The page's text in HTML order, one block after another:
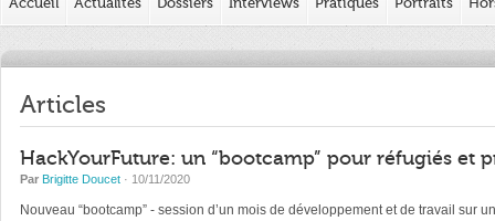
Articles
HackYourFuture: un “bootcamp” pour réfugiés et
Par Brigitte Doucet · 10/11/2020
Nouveau “bootcamp” - session d’un mois de développement et de travail